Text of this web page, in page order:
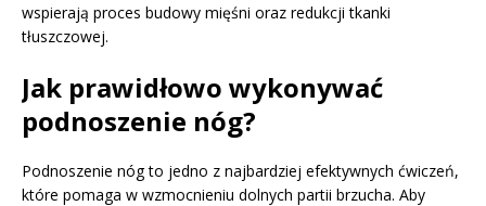
wspierają proces budowy mięśni oraz redukcji tkanki
tłuszczowej.
Jak prawidłowo wykonywać
podnoszenie nóg?
Podnoszenie nóg to jedno z najbardziej efektywnych ćwiczeń,
które pomaga w wzmocnieniu dolnych partii brzucha. Aby